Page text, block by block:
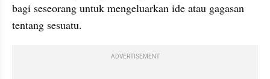
bagi seseorang untuk mengeluarkan ide atau gagasan
tentang sesuatu.
ADVERTISEMENT